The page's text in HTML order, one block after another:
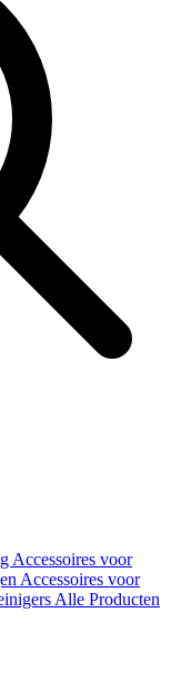
Accessoires voor
Accessoires voor
Alle Producten